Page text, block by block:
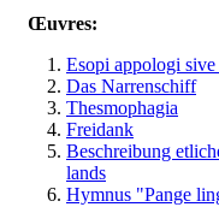
Œuvres:
Esopi appologi
Das Narrenschiff
Thesmophagia
Freidank
Beschreibung
lands
Hymnus "Pange